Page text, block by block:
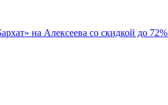
на Алексеева со скидкой до 72%